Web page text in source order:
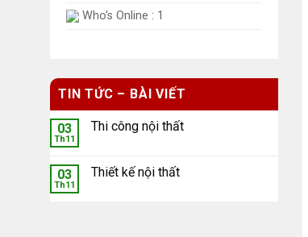
Who's Online : 1
TIN TỨC – BÀI VIẾT
03
Th11
Thi công nội thất
03
Th11
Thiết kế nội thất